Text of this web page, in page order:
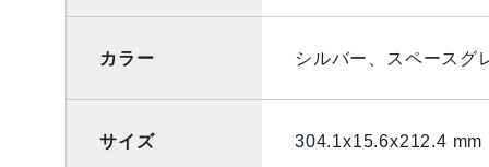
カラー シルバー、スペースグ
サイズ 304.1x15.6x212.4 mm